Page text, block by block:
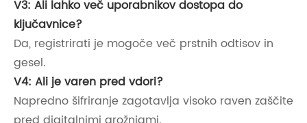
V3: Ali lahko več uporabnikov dostopa do
ključavnice?
Da, registrirati je mogoče več prstnih odtisov in
gesel.
V4: Ali je varen pred vdori?
Napredno šifriranje zagotavlja visoko raven zaščite